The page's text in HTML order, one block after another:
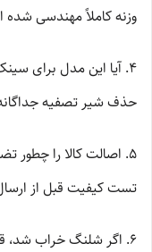
وزنه کاملاً مهندسی
۴. آیا این مدل برای
حذف شیر تصفیه
۵. اصالت کالا را چطور
تست کیفیت قبل از
۶. اگر شلنگ خراب شد،